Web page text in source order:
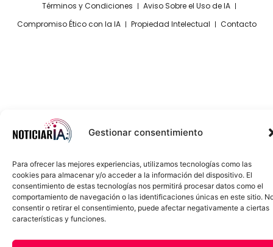
Gestionar consentimiento
Para ofrecer las mejores experiencias, utilizamos tecnologías como las
cookies para almacenar y/o acceder a la información del dispositivo. El
consentimiento de estas tecnologías nos permitirá procesar datos como el
comportamiento de navegación o las identificaciones únicas en este sitio.
consentir o retirar el consentimiento, puede afectar negativamente a ciertas
características y funciones.
Términos y Condiciones
Aviso Sobre el Uso de IA
Compromiso Ético con la IA
Propiedad Intelectual Contacto